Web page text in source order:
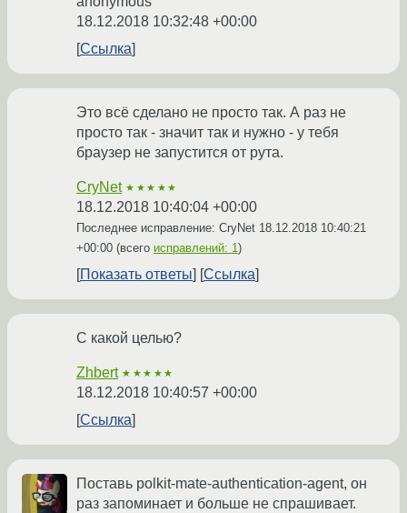
18.12.2018 10:32:48 +00:00
Ссылка
Это всё сделано не просто так. А раз не
просто так - значит так и нужно - у тебя
браузер не запустится от рута.
CryNet ★★★★★
18.12.2018 10:40:04 +00:00
Последнее исправление: CryNet 18.12.2018 10:40:21
+00:00 (всего исправлений: 1)
Показать ответы Ссылка
С какой целью?
Zhbert ★★★★★
18.12.2018 10:40:57 +00:00
Ссылка
Поставь polkit-mate-authentication-agent, он
раз запоминает и больше не спрашивает.